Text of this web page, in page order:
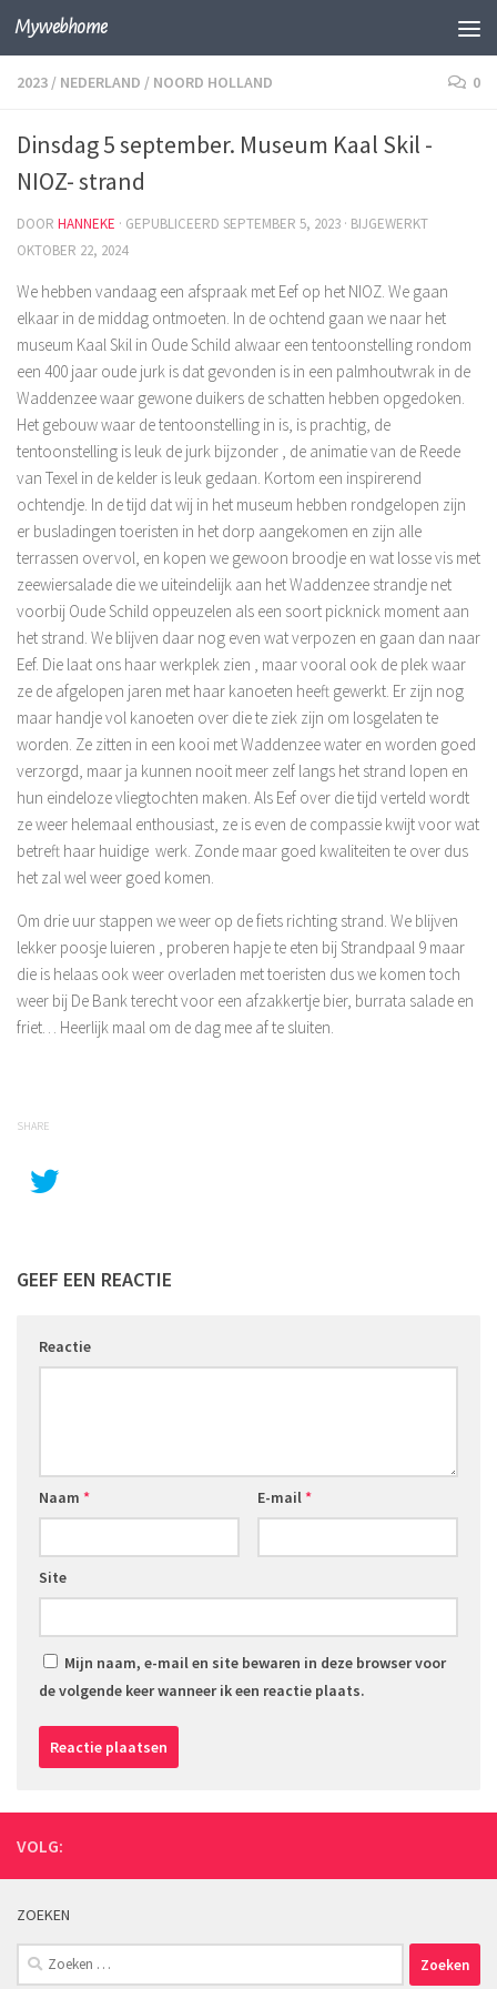
Skip to content
Mywebhome
2023 / NEDERLAND / NOORD HOLLAND 0
Dinsdag 5 september. Museum Kaal Skil -
NIOZ- strand
DOOR HANNEKE · GEPUBLICEERD SEPTEMBER 5, 2023 · BIJGEWERKT
OKTOBER 22, 2024
We hebben vandaag een afspraak met Eef op het NIOZ. We gaan
elkaar in de middag ontmoeten. In de ochtend gaan we naar het
museum Kaal Skil in Oude Schild alwaar een tentoonstelling rondom
een 400 jaar oude jurk is dat gevonden is in een palmhoutwrak in de
Waddenzee waar gewone duikers de schatten hebben opgedoken.
Het gebouw waar de tentoonstelling in is, is prachtig, de
tentoonstelling is leuk de jurk bijzonder , de animatie van de Reede
van Texel in de kelder is leuk gedaan. Kortom een inspirerend
ochtendje. In de tijd dat wij in het museum hebben rondgelopen zijn
er busladingen toeristen in het dorp aangekomen en zijn alle
terrassen overvol, en kopen we gewoon broodje en wat losse vis met
zeewiersalade die we uiteindelijk aan het Waddenzee strandje net
voorbij Oude Schild oppeuzelen als een soort picknick moment aan
het strand. We blijven daar nog even wat verpozen en gaan dan naar
Eef. Die laat ons haar werkplek zien , maar vooral ook de plek waar
ze de afgelopen jaren met haar kanoeten heeft gewerkt. Er zijn nog
maar handje vol kanoeten over die te ziek zijn om losgelaten te
worden. Ze zitten in een kooi met Waddenzee water en worden goed
verzorgd, maar ja kunnen nooit meer zelf langs het strand lopen en
hun eindeloze vliegtochten maken. Als Eef over die tijd verteld wordt
ze weer helemaal enthousiast, ze is even de compassie kwijt voor wat
betreft haar huidige werk. Zonde maar goed kwaliteiten te over dus
het zal wel weer goed komen.
Om drie uur stappen we weer op de fiets richting strand. We blijven
lekker poosje luieren , proberen hapje te eten bij Strandpaal 9 maar
die is helaas ook weer overladen met toeristen dus we komen toch
weer bij De Bank terecht voor een afzakkertje bier, burrata salade en
friet… Heerlijk maal om de dag mee af te sluiten.
SHARE
GEEF EEN REACTIE
Reactie
Naam * E-mail*
Site
Mijn naam, e-mail en site bewaren in deze browser voor
de volgende keer wanneer ik een reactie plaats.
VOLG:
ZOEKEN
Zoeken
naar: